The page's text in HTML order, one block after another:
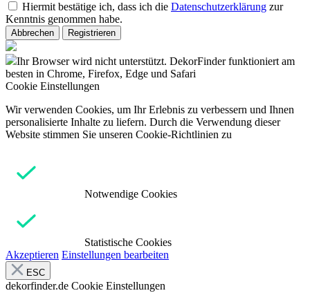
Hiermit bestätige ich, dass ich die Datenschutzerklärung zur
Kenntnis genommen habe.
Abbrechen Registrieren
Ihr Browser wird nicht unterstützt. DekorFinder funktioniert am
besten in Chrome, Firefox, Edge und Safari
Cookie Einstellungen
Wir verwenden Cookies, um Ihr Erlebnis zu verbessern und Ihnen
personalisierte Inhalte zu liefern. Durch die Verwendung dieser
Website stimmen Sie unseren Cookie-Richtlinien zu
Notwendige Cookies
Statistische Cookies
Akzeptieren Einstellungen bearbeiten
ESC
dekorfinder.de Cookie Einstellungen